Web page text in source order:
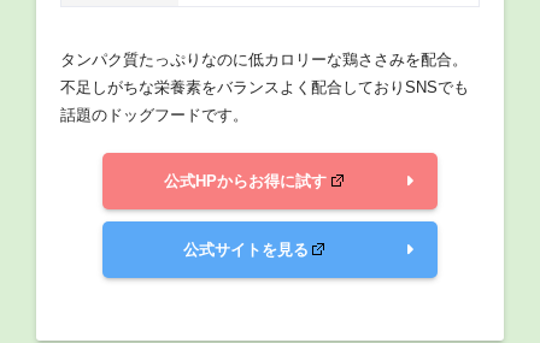
タンパク質たっぷりなのに低カロリーな鶏ささみを配合。
不足しがちな栄養素をバランスよく配合しておりSNSでも
話題のドッグフードです。
公式HPからお得に試す
公式サイトを見る